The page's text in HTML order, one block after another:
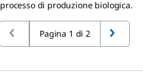
processo di produzione biologica.
Pagina 1 di 2